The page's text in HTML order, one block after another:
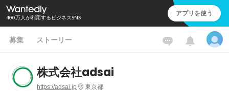
400万人が利用するビジネスSNS アプリを使う
募集 ストーリー
株式会社adsai
https://adsai.jp 東京都